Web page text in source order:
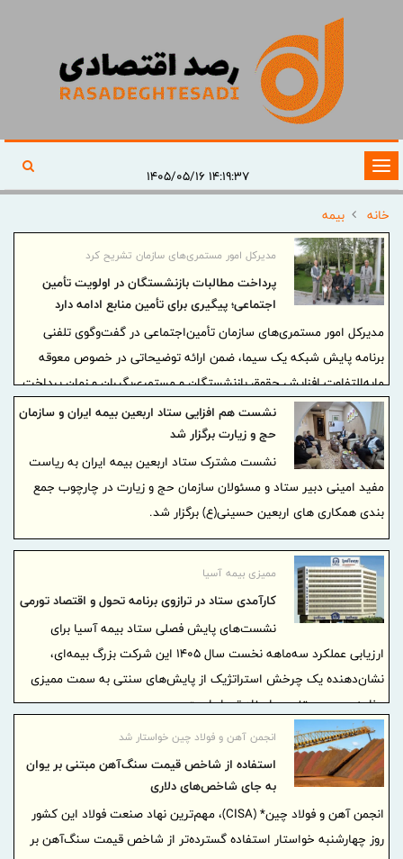
تغییر
وضعیت
ناوبری
۱۴:۱۹:۳۷ ۱۴۰۵/۰۵/۱۶
خانه
بیمه
مدیرکل امور مستمری‌های سازمان تشریح کرد
پرداخت مطالبات بازنشستگان در اولویت تأمین
اجتماعی؛ پیگیری برای تأمین منابع ادامه دارد
مدیرکل امور مستمری‌های سازمان تأمین‌اجتماعی در گفت‌و‌گوی تلفنی
برنامه پایش شبکه یک سیما، ضمن ارائه توضیحاتی در خصوص معوقه
مابه‌التفاوت افزایش حقوق بازنشستگان و مستمری‌بگیران و زمان پرداخت
آن، تأکید کرد: سازمان تمام تلاش خود را انجام می‌دهد که در اسرع وقت
این معوقات پرداخت شود و این مهم، اولین و اصلی‌ترین دغدغه این
روزهای ما است.
نشست هم افزایی ستاد اربعین بیمه ایران و سازمان
حج و زیارت برگزار شد
نشست مشترک ستاد اربعین بیمه ایران به ریاست
مفید امینی دبیر ستاد و مسئولان سازمان حج و زیارت در چارچوب جمع
بندی همکاری های اربعین حسینی(ع) برگزار شد.
ممیزی بیمه آسیا
کارآمدی ستاد در ترازوی برنامه تحول و اقتصاد تورمی
نشست‌های پایش فصلی ستاد بیمه آسیا برای
ارزیابی عملکرد سه‌ماهه نخست سال ۱۴۰۵ این شرکت بزرگ بیمه‌ای،
نشان‌دهنده یک چرخش استراتژیک از پایش‌های سنتی به سمت ممیزی
برنامه‌محور و مبتنی بر اسناد تحول است.
انجمن آهن و فولاد چین خواستار شد
استفاده از شاخص قیمت سنگ‌آهن مبتنی بر یوان
به جای شاخص‌های دلاری
انجمن آهن و فولاد چین* (CISA)، مهم‌ترین نهاد صنعت فولاد این کشور
روز چهارشنبه خواستار استفاده گسترده‌تر از شاخص قیمت سنگ‌آهن بر